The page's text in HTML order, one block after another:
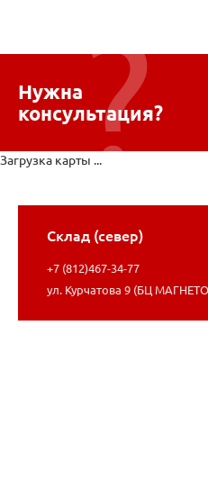
Нужна
консультация?
Склад (север)
+7 (812)467-34-77
ул. Курчатова 9 (БЦ
Загрузка карты ...